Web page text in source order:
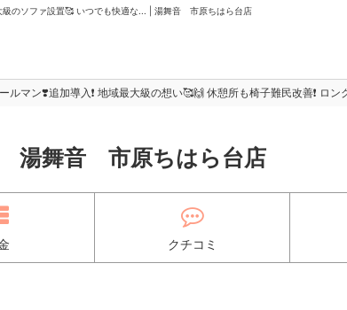
級のソファ設置🥰 いつでも快適な... | 湯舞音 市原ちはら台店
ルマン❣️追加導入❗️ 地域最大級の想い🥰🙌 休憩所も椅子難民改善❗️ ロ
湯舞音 市原ちはら台店
クチコミ